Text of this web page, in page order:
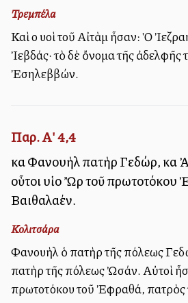
Τρεμπέλα
Καὶ οἱ υἱοὶ τοῦ Αἰτὰμ ἦσαν: Ὁ
Ἰεβδάς· τὸ δὲ ὄνομα τῆς ἀδελφῆς
Ἐσηλεββών.
Παρ. Α' 4,4
καὶ Φανουὴλ πατὴρ Γεδώρ,
οὗτοι υἱοὶ Ὢρ τοῦ
Βαιθαλαέν.
Κολιτσάρα
Φανουὴλ ὁ πατὴρ τῆς πόλεως
πατὴρ τῆς πόλεως Ὠσάν. Αὐτοὶ
πρωτοτόκου τοῦ Ἐφραθά, πατρὸς